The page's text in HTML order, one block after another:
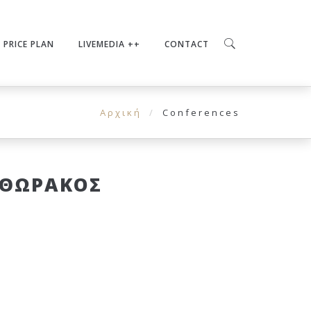
PRICE PLAN LIVEMEDIA ++ CONTACT
Αρχική Conferences